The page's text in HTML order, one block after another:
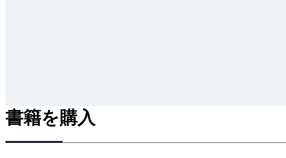
書籍を購入